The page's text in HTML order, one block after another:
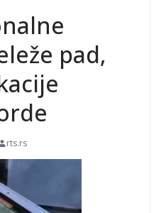
pad,
rts.rs